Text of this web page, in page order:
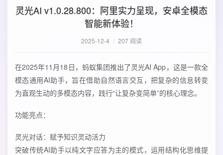
灵光AI v1.0.28.800：阿里实力呈现，安卓全模态
智能新体验！
2025-12-4 / 207 阅读
在2025年11月18日，蚂蚁集团推出了灵光AI App，这是一款全
模态通用AI助手，旨在借助自然语言交互，把复杂的信息转变
为直观生动的多模态内容，践行“让复杂变简单”的核心理念。
功能亮点：
灵光对话：赋予知识灵动活力
突破传统AI助手以纯文字应答为主的模式，运用结构化思维提